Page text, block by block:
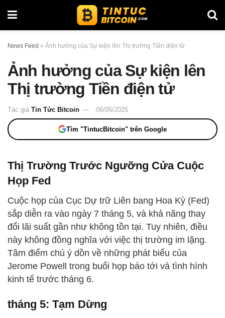
News Feed » Ảnh hưởng của Sự kiện lên Thị trường Tiền điện tử
Ảnh hưởng của Sự kiện lên
Thị trường Tiền điện tử
Tác giả Tin Tức Bitcoin 06/05/2025
Tìm "TintucBitcoin" trên Google
Thị Trường Trước Ngưỡng Cửa Cuộc
Họp Fed
Cuộc họp của Cục Dự trữ Liên bang Hoa Kỳ (Fed)
sắp diễn ra vào ngày 7 tháng 5, và khả năng thay
đổi lãi suất gần như không tồn tại. Tuy nhiên, điều
này không đồng nghĩa với việc thị trường im lặng.
Tâm điểm chú ý dồn về những phát biểu của
Jerome Powell trong buổi họp báo tới và tình hình
kinh tế trước tháng 6.
tháng 5: Tạm Dừng